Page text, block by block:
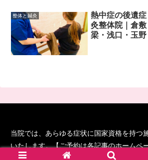
整体と鍼灸
熱中症の後遺
灸整体院｜倉
梁・浅口・玉野
当院では、あらゆる症状に国家資格を持つ
いたします。【ご予約は各記事のホームペ
します！】